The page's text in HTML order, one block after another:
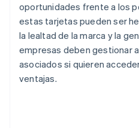
oportunidades frente a los
estas tarjetas pueden ser
la lealtad de la marca y la
empresas deben gestionar
asociados si quieren
ventajas.